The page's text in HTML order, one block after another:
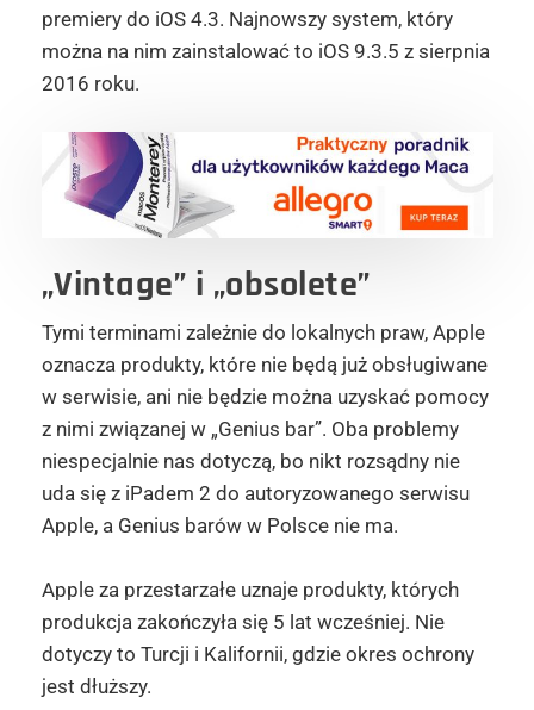
premiery do iOS 4.3. Najnowszy system, który
można na nim zainstalować to iOS 9.3.5 z sierpnia
2016 roku.
„Vintage” i „obsolete”
Tymi terminami zależnie do lokalnych praw, Apple
oznacza produkty, które nie będą już obsługiwane
w serwisie, ani nie będzie można uzyskać pomocy
z nimi związanej w „Genius bar”. Oba problemy
niespecjalnie nas dotyczą, bo nikt rozsądny nie
uda się z iPadem 2 do autoryzowanego serwisu
Apple, a Genius barów w Polsce nie ma.
Apple za przestarzałe uznaje produkty, których
produkcja zakończyła się 5 lat wcześniej. Nie
dotyczy to Turcji i Kalifornii, gdzie okres ochrony
jest dłuższy.